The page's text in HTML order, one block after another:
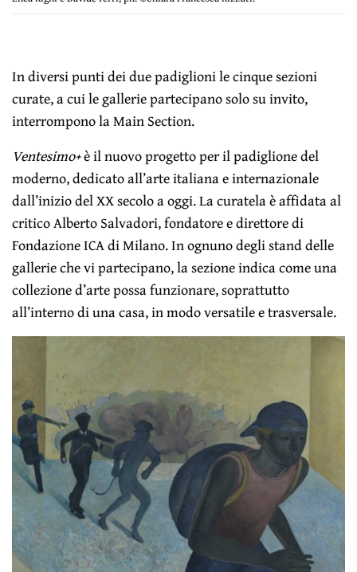
In diversi punti dei due padiglioni le cinque sezioni
curate, a cui le gallerie partecipano solo su invito,
interrompono la Main Section.
Ventesimo+è il nuovo progetto per il padiglione del
moderno, dedicato all’arte italiana e internazionale
dall’inizio del XX secolo a oggi. La curatela è affidata al
critico Alberto Salvadori, fondatore e direttore di
Fondazione ICA di Milano. In ognuno degli stand delle
gallerie che vi partecipano, la sezione indica come una
collezione d’arte possa funzionare, soprattutto
all’interno di una casa, in modo versatile e trasversale.